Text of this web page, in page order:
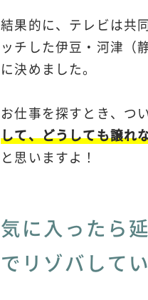
結果的に、テレビは共
ッチした伊豆・河津（
に決めました。
お仕事を探すとき、つ
して、どうしても譲れ
と思いますよ！
気に入ったら
でリゾバして